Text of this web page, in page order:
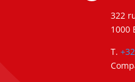
322
1000
T.